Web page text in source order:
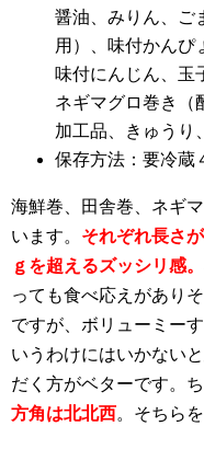
醤油、みりん、ご
用）、味付かんぴ
味付にんじん、玉
ネギマグロ巻き（
加工品、きゅうり
保存方法：要冷
海鮮巻、田舎巻、ネギ
います。 それぞれ長さ
ｇを超えるズッシリ感。
っても食べ応えがあり
ですが、ボリューミー
いうわけにはいかない
だく方がベターです。ち
方角は北北西。そちら